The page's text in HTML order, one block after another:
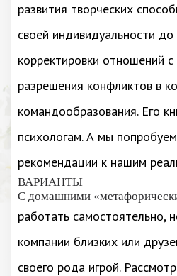
развития творческих
своей индивидуальности до
корректировки отношений
разрешения конфликтов в
командообразования. Его
психологам. А мы
рекомендации к нашим
ВАРИАНТЫ
С домашними
работать самостоятельно,
компании близких или
своего рода игрой.